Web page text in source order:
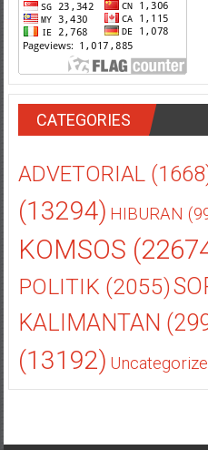
CATEGORIES
ADVETORIAL
(13294) HIBURAN
KOMSOS
POLITIK(2055)
KALIMANTAN
(13192)